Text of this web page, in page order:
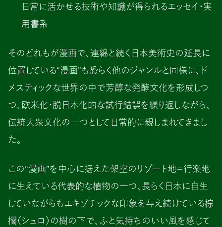
日常に活かせる技術や知識が得られるエッセイ・実
用書系
そのどれもが漫画で、連綿と続く日本美術史の延長に
位置している“漫画”も恐らく他のジャンルと同様に、ド
メスティックな世界の中で芳醇な発酵文化を形成しつ
つ、欧米化・脱日本化的な試行錯誤を繰り返しながら、
伝統大衆文化の一つとして日常的に親しまれてきまし
た。
この“漫画”を中心に据えた架空のリゾート地＝行楽地
に生えている代表的な植物の一つ、長らく日本に自生
していながらもエキゾチックな印象を与え続けている棕
櫚（シュロ）の樹の下で、ふと気持ちのいい風を感じて